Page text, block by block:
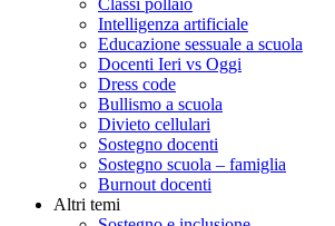
Classi pollaio
Intelligenza artificiale
Educazione sessuale a scuola
Docenti Ieri vs Oggi
Dress code
Bullismo a scuola
Divieto cellulari
Sostegno docenti
Sostegno scuola – famiglia
Burnout docenti
Altri temi